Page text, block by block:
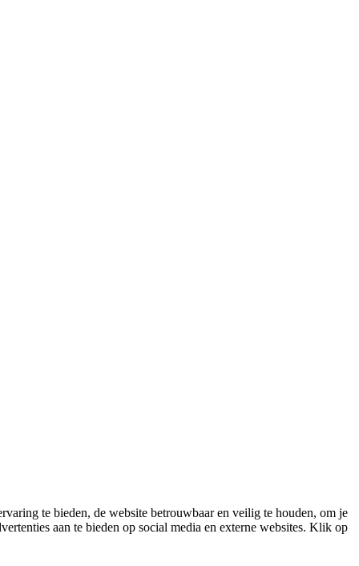
te bieden, de website betrouwbaar en veilig te houden, om je
aan te bieden op social media en externe websites. Klik op